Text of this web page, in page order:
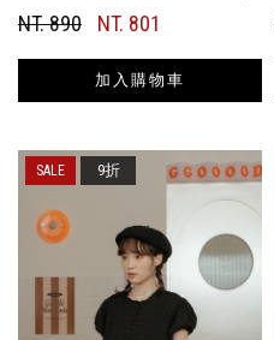
NT. 890 NT. 801
加入購物車
9折